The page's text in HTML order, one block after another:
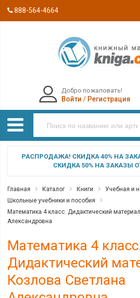
888-564-4664
Добро пожаловать!
Войти / Регистрация
РАСПРОДАЖА! СКИДКА 40% НА
СКИДКА 50% НА ЗАКАЗЫ
Главная Каталог Книги
Учебная и
Школьные учебники и пособия
Математика 4 класс. Дидактический
Александровна
Математика 4
Дидактический
Козлова Светлана